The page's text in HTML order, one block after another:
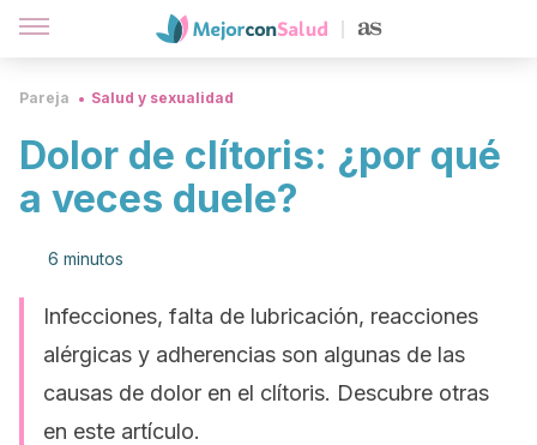
Pareja Salud y sexualidad
Dolor de clítoris: ¿por qué
a veces duele?
6 minutos
Infecciones, falta de lubricación, reacciones
alérgicas y adherencias son algunas de las
causas de dolor en el clítoris. Descubre otras
en este artículo.